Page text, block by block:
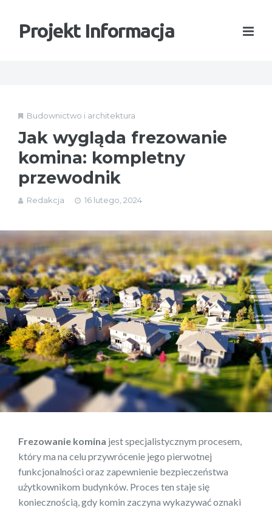
Projekt Informacja
Budownictwo i architektura
Jak wygląda frezowanie
komina: kompletny
przewodnik
Redakcja 16 lutego, 2024
Frezowanie komina jest specjalistycznym procesem,
który ma na celu przywrócenie jego pierwotnej
funkcjonalności oraz zapewnienie bezpieczeństwa
użytkownikom budynków. Proces ten staje się
koniecznością, gdy komin zaczyna wykazywać oznaki